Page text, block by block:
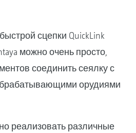
сцепки QuickLink
можно очень просто,
соединить сеялку с
орудиями
реализовать различные